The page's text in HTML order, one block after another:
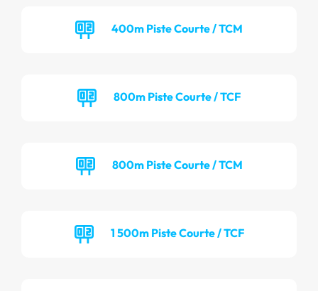
400m Piste Courte / TCM
800m Piste Courte / TCF
800m Piste Courte / TCM
1 500m Piste Courte / TCF